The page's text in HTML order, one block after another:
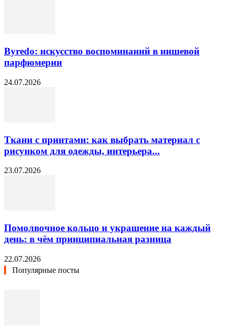
Byredo: искусство воспоминаний в нишевой
парфюмерии
24.07.2026
Ткани с принтами: как выбрать материал с
рисунком для одежды, интерьера...
23.07.2026
Помолвочное кольцо и украшение на каждый
день: в чём принципиальная разница
22.07.2026
Популярные посты